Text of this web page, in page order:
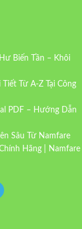
Biến Tần – Khôi
Từ A-Z Tại Công
PDF – Hướng Dẫn
Sâu Từ Namfare
Hãng | Namfare